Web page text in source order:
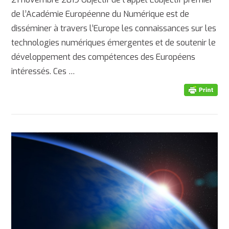
de l’Académie Européenne du Numérique est de
disséminer à travers l’Europe les connaissances sur les
technologies numériques émergentes et de soutenir le
développement des compétences des Européens
intéressés. Ces …